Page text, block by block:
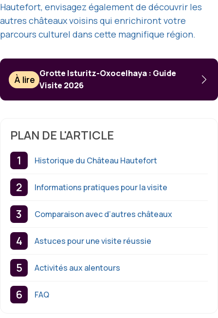
Hautefort, envisagez également de découvrir les
autres châteaux voisins qui enrichiront votre
parcours culturel dans cette magnifique région.
À lire
Grotte Isturitz-Oxocelhaya : Guide
Visite 2026
PLAN DE L'ARTICLE
Historique du Château Hautefort
Informations pratiques pour la visite
Comparaison avec d’autres châteaux
Astuces pour une visite réussie
Activités aux alentours
FAQ